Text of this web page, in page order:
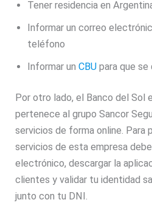
Tener residencia en
Informar un correo
teléfono
Informar unCBU para que
Por otro lado, el Banco del Sol
pertenece al grupo Sancor
servicios de forma online. Para
servicios de esta empresa
electrónico, descargar la
clientes y validar tu identidad
junto con tu DNI.